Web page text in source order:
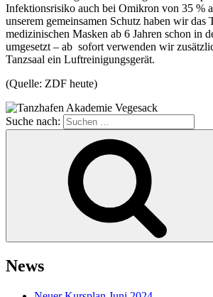
Infektionsrisiko auch bei Omikron von 35 %
unserem gemeinsamen Schutz haben wir das
medizinischen Masken ab 6 Jahren schon in
umgesetzt – ab sofort verwenden wir
Tanzsaal ein Luftreinigungsgerät.
(Quelle: ZDF heute)
Suche nach:
News